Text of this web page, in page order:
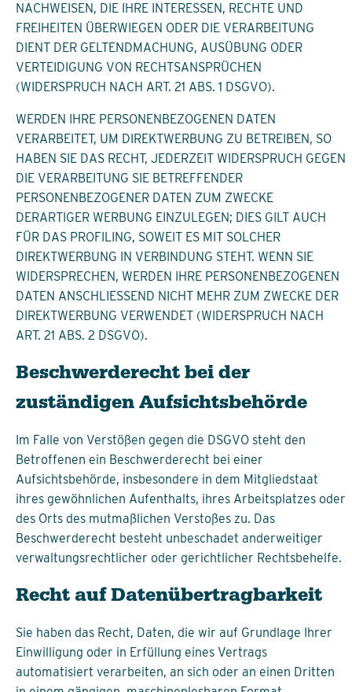
NACHWEISEN, DIE IHRE INTERESSEN, RECHTE UND
FREIHEITEN ÜBERWIEGEN ODER DIE VERARBEITUNG
DIENT DER GELTENDMACHUNG, AUSÜBUNG ODER
VERTEIDIGUNG VON RECHTSANSPRÜCHEN
(WIDERSPRUCH NACH ART. 21 ABS. 1 DSGVO).
WERDEN IHRE PERSONENBEZOGENEN DATEN
VERARBEITET, UM DIREKTWERBUNG ZU BETREIBEN, SO
HABEN SIE DAS RECHT, JEDERZEIT WIDERSPRUCH GEGEN
DIE VERARBEITUNG SIE BETREFFENDER
PERSONENBEZOGENER DATEN ZUM ZWECKE
DERARTIGER WERBUNG EINZULEGEN; DIES GILT AUCH
FÜR DAS PROFILING, SOWEIT ES MIT SOLCHER
DIREKTWERBUNG IN VERBINDUNG STEHT. WENN SIE
WIDERSPRECHEN, WERDEN IHRE PERSONENBEZOGENEN
DATEN ANSCHLIESSEND NICHT MEHR ZUM ZWECKE DER
DIREKTWERBUNG VERWENDET (WIDERSPRUCH NACH
ART. 21 ABS. 2 DSGVO).
Beschwerde­recht bei der
zuständigen Aufsichts­behörde
Im Falle von Verstößen gegen die DSGVO steht den
Betroffenen ein Beschwerderecht bei einer
Aufsichtsbehörde, insbesondere in dem Mitgliedstaat
ihres gewöhnlichen Aufenthalts, ihres Arbeitsplatzes oder
des Orts des mutmaßlichen Verstoßes zu. Das
Beschwerderecht besteht unbeschadet anderweitiger
verwaltungsrechtlicher oder gerichtlicher Rechtsbehelfe.
Recht auf Daten­übertrag­barkeit
Sie haben das Recht, Daten, die wir auf Grundlage Ihrer
Einwilligung oder in Erfüllung eines Vertrags
automatisiert verarbeiten, an sich oder an einen Dritten